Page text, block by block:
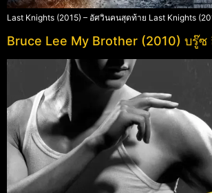
Last Knights (2015) – อัศวินคนสุดท้าย Last Knights
Bruce Lee My Brother (2010) บรู๊ซ